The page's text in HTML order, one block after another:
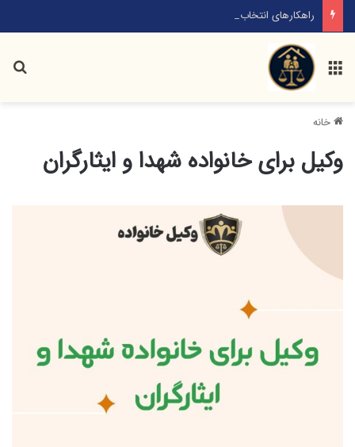
راهکارهای انتخاب بهترین وکیل خانواده کدامند؟
منو
خانه
وکیل برای خانواده شهدا و ایثارگران